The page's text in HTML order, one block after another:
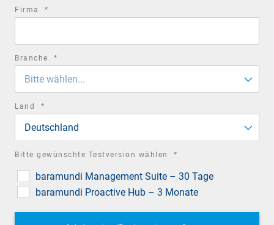
Firma *
Branche *
Bitte wählen...
Land *
Deutschland
Bitte gewünschte Testversion wählen *
baramundi Management Suite – 30 Tage
baramundi Proactive Hub – 3 Monate